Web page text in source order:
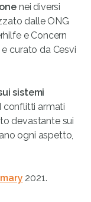
nei diversi
dalle ONG
e Concern
curato da Cesvi
sistemi
conflitti armati
devastante sui
ogni aspetto,
2021.